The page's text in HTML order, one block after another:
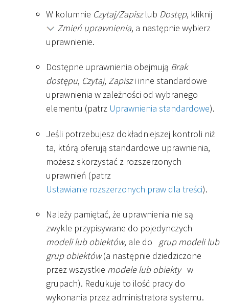
W kolumnie Czytaj/Zapiszlub Dostęp, kliknij
Zmień uprawnienia, a następnie wybierz
uprawnienie.
Dostępne uprawnienia obejmują Brak
dostępu, Czytaj, Zapiszi inne standardowe
uprawnienia w zależności od wybranego
elementu (patrz Uprawnienia standardowe).
Jeśli potrzebujesz dokładniejszej kontroli niż
ta, którą oferują standardowe uprawnienia,
możesz skorzystać z rozszerzonych
uprawnień (patrz
Ustawianie rozszerzonych praw dla treści).
Należy pamiętać, że uprawnienia nie są
zwykle przypisywane do pojedynczych
modeli lub obiektów, ale do
grup modeli lub
grup obiektów(a następnie dziedziczone
przez wszystkie modele lub obiekty w
grupach). Redukuje to ilość pracy do
wykonania przez administratora systemu.